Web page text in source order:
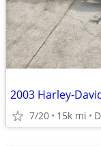
2003 Harley-
7/20 15k mi